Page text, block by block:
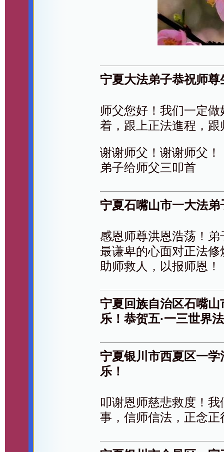
宁夏大法弟子恭祝师
师父您好！我们一定
着，跟上正法進程，跟
谢谢师父！谢谢师父！
弟子给师父三叩首
宁夏石嘴山市一大法
感恩师尊洪恩浩荡！弟
最谦卑的心面对正法修
助师救人，以报师恩！
宁夏回族自治区石嘴
乐！恭贺五·一三世界
宁夏银川市西夏区一
乐！
叩谢恩师慈悲救度！
事，信师信法，正念正